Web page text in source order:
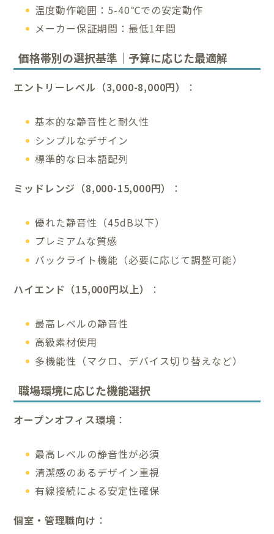
温度動作範囲：5-40℃での安定動作
メーカー保証期間：最低1年間
価格帯別の選択基準｜予算に応じた最適解
エントリーレベル（3,000-8,000円） ：
基本的な静音性と耐久性
シンプルなデザイン
標準的な日本語配列
ミッドレンジ（8,000-15,000円）
：
優れた静音性（45dB以下）
プレミアムな質感
バックライト機能（必要に応じて調整可能）
ハイエンド（15,000円以上）
：
最高レベルの静音性
高級素材使用
多機能性（マクロ、デバイス切り替えなど）
職場環境に応じた機能選択
オープンオフィス環境 ：
最高レベルの静音性が必須
清潔感のあるデザイン重視
有線接続による安定性確保
個室・管理職向け ：